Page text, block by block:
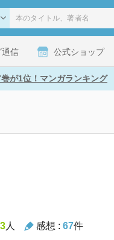
通信 公式ショップ
が1位！マンガランキング
人 感想 : 67件